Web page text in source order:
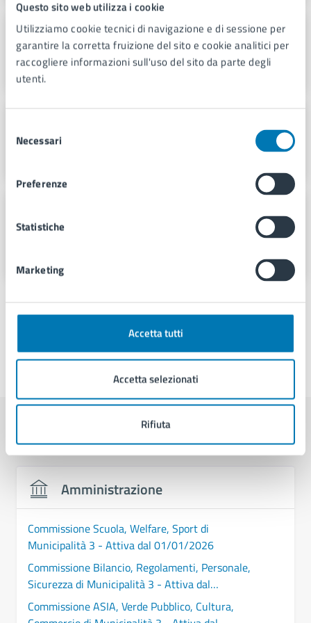
Questo sito web utilizza i cookie
Utilizziamo cookie tecnici di navigazione e di sessione per
garantire la corretta fruizione del sito e cookie analitici per
raccogliere informazioni sull'uso del sito da parte degli
utenti.
delNecessari
Preferenze
Statistiche
Marketing
Accetta tutti
Accetta selezionati
Rifiuta
Servizio Stampa e Web TV
Piazza Municipio 22, 80133
Piazza Cavour 42, 80137
3
Ultimo aggiornamento: 29/06/2026, 16:54
Contenuti correlati
Amministrazione
Commissione Scuola, Welfare, Sport di
Municipalità 3 - Attiva dal 01/01/2026
Commissione Bilancio, Regolamenti, Personale,
Sicurezza di Municipalità 3 - Attiva dal
01/01/2026
Commissione ASIA, Verde Pubblico, Cultura,